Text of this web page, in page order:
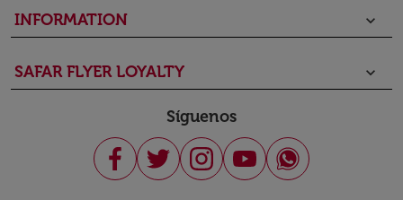
INFORMATION keyboard_arrow_down
SAFAR FLYER LOYALTY keyboard_arrow_down
Síguenos